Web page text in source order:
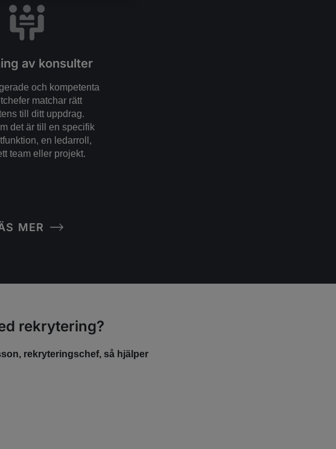
av konsulter
och kompetenta
matchar rätt
till ditt uppdrag.
det är till en specifik
en ledarroll,
team eller projekt.
MER
rekrytering?
rekryteringschef, så hjälper